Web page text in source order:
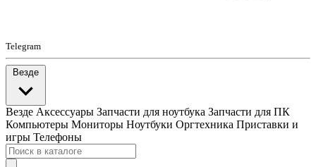
Telegram
Везде
Везде Аксессуары Запчасти для ноутбука Запчасти для ПК
Компьютеры Мониторы Ноутбуки Оргтехника Приставки и
игры Телефоны